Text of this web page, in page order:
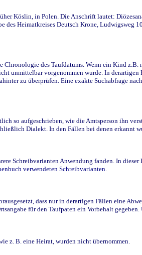
Köslin, in Polen. Die Anschrift lautet:
Heimatkreises Deutsch Krone, Ludwigsweg
des Taufdatums. Wenn ein Kind
unmittelbar vorgenommen wurde. In
zu überprüfen. Eine exakte Suchabfrage
so aufgeschrieben, wie die Amtsperson ihn
Dialekt. In den Fällen bei denen erkannt
Schreibvarianten Anwendung fanden. In
verwendeten Schreibvarianten.
dass nur in derartigen Fällen eine
für den Taufpaten ein Vorbehalt
z. B. eine Heirat, wurden nicht übernommen.